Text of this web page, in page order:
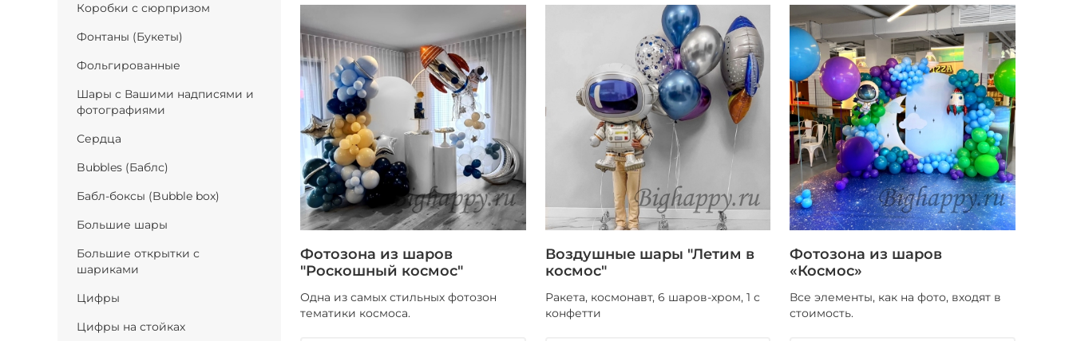
Коробки с сюрпризом
Фонтаны (Букеты)
Фольгированные
Шары с Вашими надписями и
фотографиями
Сердца
Bubbles (Баблс)
Бабл-боксы (Bubble box)
Большие шары
Большие открытки с
шариками
Цифры
Цифры на стойках
Шефу
Фотозона из шаров
"Роскошный космос"
Одна из самых стильных фотозон
тематики космоса.
Воздушные шары "Летим в
космос"
Ракета, космонавт, 6 шаров-хром, 1 с
конфетти
Фотозона из шаров
«Космос»
Все элементы, как на фото, входят в
стоимость.